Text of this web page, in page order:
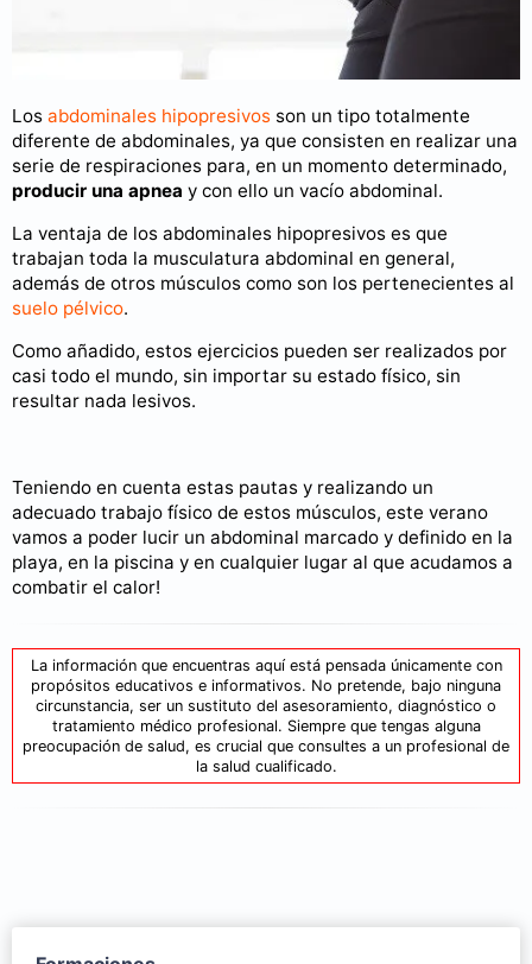
Los abdominales hipopresivos son un tipo totalmente
diferente de abdominales, ya que consisten en realizar una
serie de respiraciones para, en un momento determinado,
producir una apnea y con ello un vacío abdominal.
La ventaja de los abdominales hipopresivos es que
trabajan toda la musculatura abdominal en general,
además de otros músculos como son los pertenecientes al
suelo pélvico.
Como añadido, estos ejercicios pueden ser realizados por
casi todo el mundo, sin importar su estado físico, sin
resultar nada lesivos.
Teniendo en cuenta estas pautas y realizando un
adecuado trabajo físico de estos músculos, este verano
vamos a poder lucir un abdominal marcado y definido en la
playa, en la piscina y en cualquier lugar al que acudamos a
combatir el calor!
La información que encuentras aquí está pensada únicamente con
propósitos educativos e informativos. No pretende, bajo ninguna
circunstancia, ser un sustituto del asesoramiento, diagnóstico o
tratamiento médico profesional. Siempre que tengas alguna
preocupación de salud, es crucial que consultes a un profesional de
la salud cualificado.